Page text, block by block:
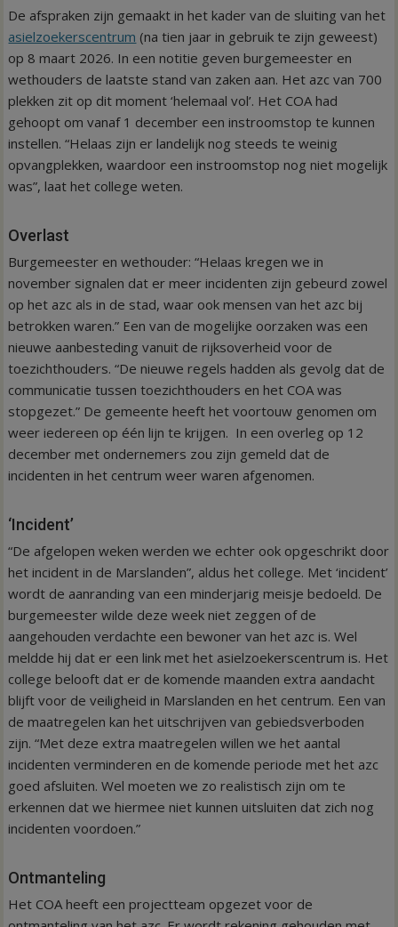
De afspraken zijn gemaakt in het kader van de sluiting van het
asielzoekerscentrum (na tien jaar in gebruik te zijn geweest)
op 8 maart 2026. In een notitie geven burgemeester en
wethouders de laatste stand van zaken aan. Het azc van 700
plekken zit op dit moment ‘helemaal vol’. Het COA had
gehoopt om vanaf 1 december een instroomstop te kunnen
instellen. “Helaas zijn er landelijk nog steeds te weinig
opvangplekken, waardoor een instroomstop nog niet mogelijk
was”, laat het college weten.
Overlast
Burgemeester en wethouder: “Helaas kregen we in
november signalen dat er meer incidenten zijn gebeurd zowel
op het azc als in de stad, waar ook mensen van het azc bij
betrokken waren.” Een van de mogelijke oorzaken was een
nieuwe aanbesteding vanuit de rijksoverheid voor de
toezichthouders. “De nieuwe regels hadden als gevolg dat de
communicatie tussen toezichthouders en het COA was
stopgezet.” De gemeente heeft het voortouw genomen om
weer iedereen op één lijn te krijgen. In een overleg op 12
december met ondernemers zou zijn gemeld dat de
incidenten in het centrum weer waren afgenomen.
‘Incident’
“De afgelopen weken werden we echter ook opgeschrikt door
het incident in de Marslanden”, aldus het college. Met ‘incident’
wordt de aanranding van een minderjarig meisje bedoeld. De
burgemeester wilde deze week niet zeggen of de
aangehouden verdachte een bewoner van het azc is. Wel
meldde hij dat er een link met het asielzoekerscentrum is. Het
college belooft dat er de komende maanden extra aandacht
blijft voor de veiligheid in Marslanden en het centrum. Een van
de maatregelen kan het uitschrijven van gebiedsverboden
zijn. “Met deze extra maatregelen willen we het aantal
incidenten verminderen en de komende periode met het azc
goed afsluiten. Wel moeten we zo realistisch zijn om te
erkennen dat we hiermee niet kunnen uitsluiten dat zich nog
incidenten voordoen.”
Ontmanteling
Het COA heeft een projectteam opgezet voor de